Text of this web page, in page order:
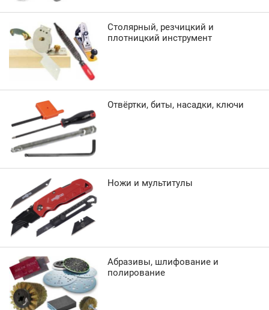
Столярный, резчицкий и
плотницкий инструмент
Отвёртки, биты, насадки, ключи
Ножи и мультитулы
Абразивы, шлифование и
полирование